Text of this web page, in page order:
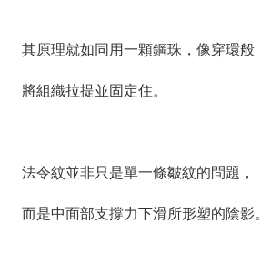
其原理就如同用一顆鋼珠，像穿環般
將組織拉提並固定住。
法令紋並非只是單一條皺紋的問題，
而是中面部支撐力下滑所形塑的陰影。